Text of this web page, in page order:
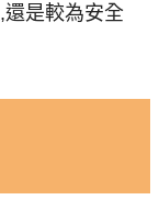
是較為安全